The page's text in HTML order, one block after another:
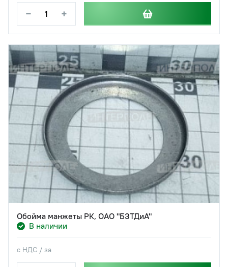
− +
Обойма манжеты РК, ОАО "БЗТДиА"
В наличии
с НДС / за